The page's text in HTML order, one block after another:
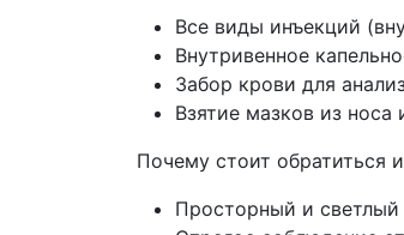
Все виды инъекций
Внутривенное
Забор крови для
Взятие мазков из носа
Почему стоит обратиться
Просторный и светлый